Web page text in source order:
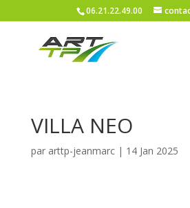
06.21.22.49.00
VILLA NEO
par arttp-jeanmarc| 14 Jan 2025